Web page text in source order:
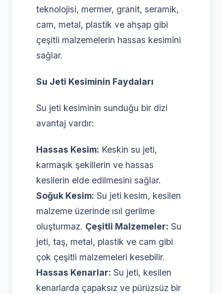
teknolojisi, mermer, granit, seramik,
cam, metal, plastik ve ahşap gibi
çeşitli malzemelerin hassas kesimini
sağlar.
Su Jeti Kesiminin Faydaları
Su jeti kesiminin sunduğu bir dizi
avantaj vardır:
Hassas Kesim: Keskin su jeti,
karmaşık şekillerin ve hassas
kesilerin elde edilmesini sağlar.
Soğuk Kesim: Su jeti kesim, kesilen
malzeme üzerinde ısıl gerilme
oluşturmaz. Çeşitli Malzemeler: Su
jeti, taş, metal, plastik ve cam gibi
çok çeşitli malzemeleri kesebilir.
Hassas Kenarlar: Su jeti, kesilen
kenarlarda çapaksız ve pürüzsüz bir